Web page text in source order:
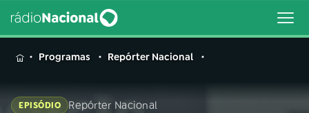
MENUProgramas Repórter Nacional
EPISÓDIO Repórter Nacional